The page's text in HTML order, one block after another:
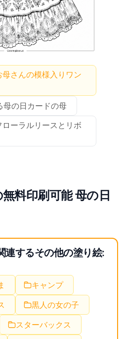
さんの模様入りワン
母の日カードの母
ーラルリースとリボ
料印刷可能 母の日
連するその他の塗り絵:
キャンプ
黒人の女の子
スターバックス